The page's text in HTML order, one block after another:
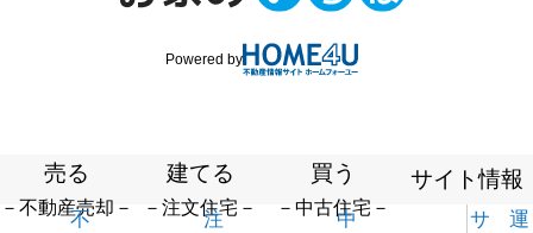
Powered by
売る
－不動産売却－
不
建てる
－注文住宅－
注
買う
－中古住宅－
中
サイト情報
サ
運